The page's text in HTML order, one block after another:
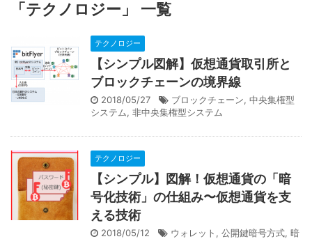
「テクノロジー」 一覧
テクノロジー
【シンプル図解】仮想通貨取引所と
ブロックチェーンの境界線
2018/05/27 ブロックチェーン, 中央集権型
システム, 非中央集権型システム
テクノロジー
【シンプル】図解！仮想通貨の「暗
号化技術」の仕組み〜仮想通貨を支
える技術
2018/05/12 ウォレット , 公開鍵暗号方式, 暗